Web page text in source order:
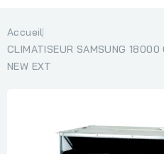
Accueil
CLIMATISEUR SAMSUNG
NEW EXT